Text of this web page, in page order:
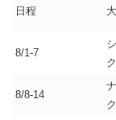
日程
8/1-7
8/8-14